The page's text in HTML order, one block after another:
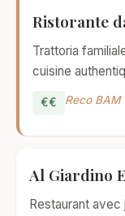
Ristorante
Trattoria
cuisine
€€ Reco BAM
Al Giardino
Restaurant avec